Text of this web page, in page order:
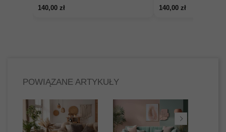
140,00 zł 140,00 zł
POWIĄZANE ARTYKUŁY